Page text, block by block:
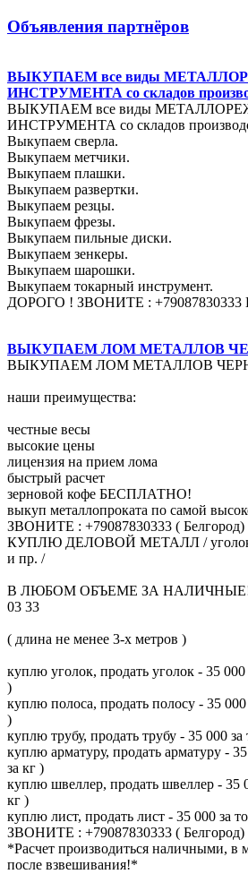
Объявления партнёров
ВЫКУПАЕМ все виды
ИНСТРУМЕНТА со складов
ВЫКУПАЕМ все виды
ИНСТРУМЕНТА со складов
Выкупаем сверла.
Выкупаем метчики.
Выкупаем плашки.
Выкупаем развертки.
Выкупаем резцы.
Выкупаем фрезы.
Выкупаем пильные диски.
Выкупаем зенкеры.
Выкупаем шарошки.
Выкупаем токарный инструмент.
ДОРОГО ! ЗВОНИТЕ : +79087830333
ВЫКУПАЕМ ЛОМ МЕТАЛЛОВ
ВЫКУПАЕМ ЛОМ МЕТАЛЛОВ
наши преимущества:
честные весы
высокие цены
лицензия на прием лома
быстрый расчет
зерновой кофе БЕСПЛАТНО!
выкуп металлопроката по самой
ЗВОНИТЕ : +79087830333 ( Белгород)
КУПЛЮ ДЕЛОВОЙ МЕТАЛЛ / уголок,
и пр. /
В ЛЮБОМ ОБЪЕМЕ ЗА НАЛИЧНЫЕ!
03 33
( длина не менее 3-х метров )
куплю уголок, продать уголок - 35 000
)
куплю полоса, продать полосу - 35
)
куплю трубу, продать трубу - 35 000 за
куплю арматуру, продать арматуру -
за кг )
куплю швеллер, продать швеллер - 35
кг )
куплю лист, продать лист - 35 000 за
ЗВОНИТЕ : +79087830333 ( Белгород)
*Расчет производиться наличными, в
после взвешивания!*